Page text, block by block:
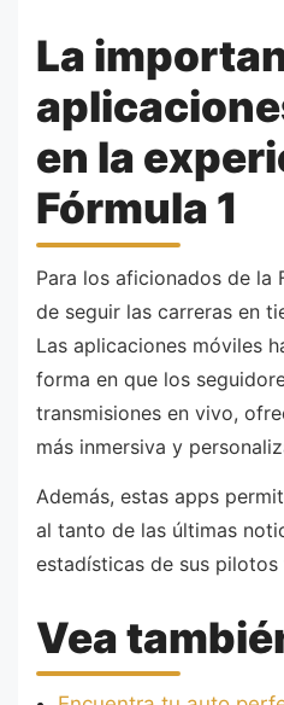
La
en la
Fórmula 1
Para los aficionados de la
de seguir las carreras en
Las aplicaciones móviles
forma en que los
transmisiones en vivo,
más inmersiva y
Además, estas apps
al tanto de las últimas
estadísticas de sus
Vea